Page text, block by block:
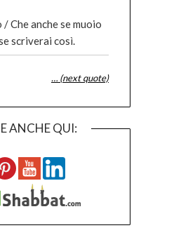
/ Che anche se muoio
scriverai così.
… (next quote)
ANCHE QUI: